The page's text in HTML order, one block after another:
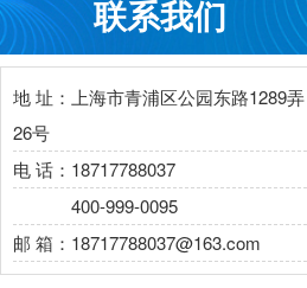
联系我们
地 址：上海市青浦区公园东路1289弄
26号
电 话：18717788037
400-999-0095
邮 箱：18717788037@163.com